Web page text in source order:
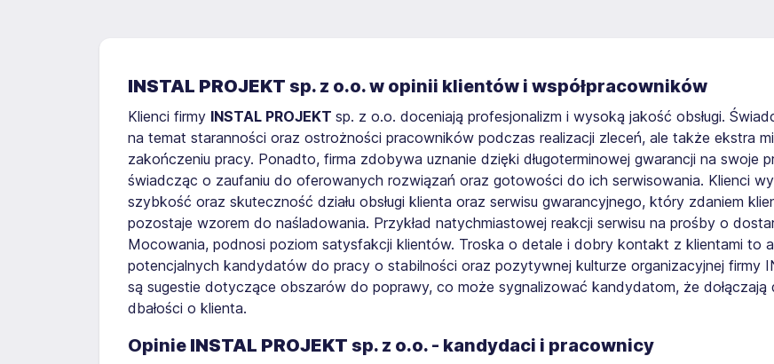
INSTAL PROJEKT sp. z o.o. w opinii klientów i współpracowników
Klienci firmy INSTAL PROJEKT sp. z o.o. doceniają profesjonalizm i wysoką jakość obsługi.
na temat staranności oraz ostrożności pracowników podczas realizacji zleceń, ale także ekstra
zakończeniu pracy. Ponadto, firma zdobywa uznanie dzięki długoterminowej gwarancji na swoje
świadcząc o zaufaniu do oferowanych rozwiązań oraz gotowości do ich serwisowania. Klienci
szybkość oraz skuteczność działu obsługi klienta oraz serwisu gwarancyjnego, który zdaniem
pozostaje wzorem do naśladowania. Przykład natychmiastowej reakcji serwisu na prośby o
Mocowania, podnosi poziom satysfakcji klientów. Troska o detale i dobry kontakt z klientami to
potencjalnych kandydatów do pracy o stabilności oraz pozytywnej kulturze organizacyjnej firmy
są sugestie dotyczące obszarów do poprawy, co może sygnalizować kandydatom, że
dbałości o klienta.
Opinie INSTAL PROJEKT sp. z o.o. - kandydaci i pracownicy